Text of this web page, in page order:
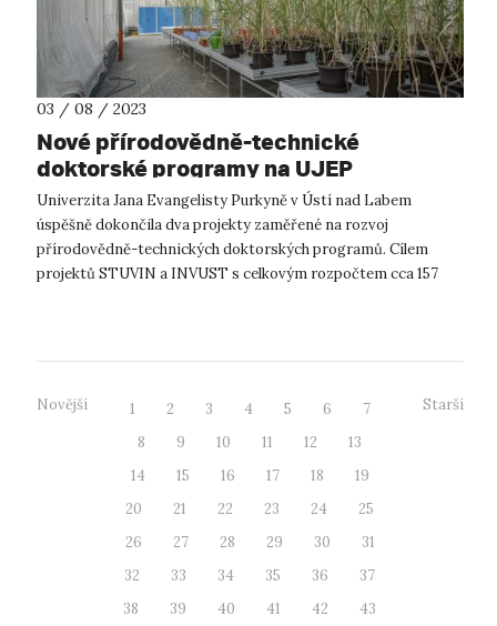
03 / 08 / 2023
Nové přírodovědně-technické
doktorské programy na UJEP
Univerzita Jana Evangelisty Purkyně v Ústí nad Labem
úspěšně dokončila dva projekty zaměřené na rozvoj
přírodovědně-technických doktorských programů. Cílem
projektů STUVIN a INVUST s celkovým rozpočtem cca 157
Novější 1 2 3 4 5 6
7
8
9 10 11 12
13
14
15 16 17 18
19
20
21 22 23 24
25
26
27 28 29 30
31
32
33 34 35 36
37
38
39 40 41 42 43
Starší